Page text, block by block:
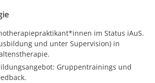
im Status iAuS.
und unter Supervision) in
Gruppentrainings und